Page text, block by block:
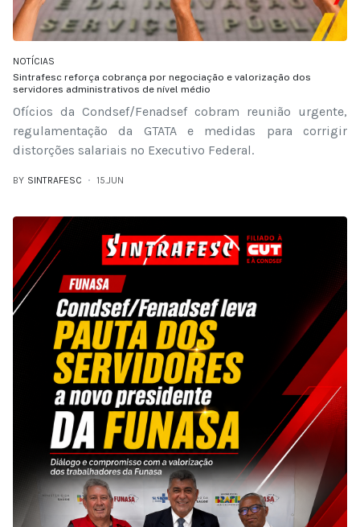
NOTÍCIAS
Sintrafesc reforça cobrança por negociação e valorização dos
servidores administrativos de nível médio
Ofícios da Condsef/Fenadsef cobram reunião urgente,
regulamentação da GTATA e medidas para corrigir
distorções salariais no Executivo Federal.
BY SINTRAFESC 15.JUN